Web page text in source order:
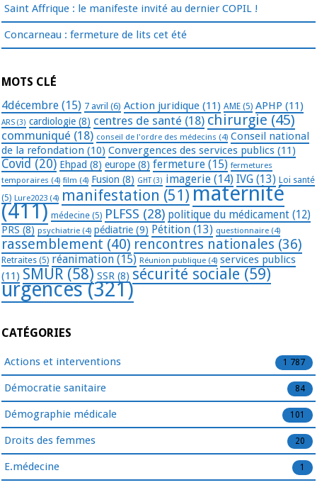
Saint Affrique : le manifeste invité au dernier COPIL !
Concarneau : fermeture de lits cet été
MOTS CLÉ
4décembre (15) 7 avril (6) Action juridique (11) AME (5) APHP (11)
ARS (3) cardiologie (8) centres de santé (18) chirurgie (45)
communiqué (18) conseil de l'ordre des médecins (4) Conseil national
de la refondation (10) Convergences des services publics (11)
Covid (20) Ehpad (8) europe (8) fermeture (15) fermetures
temporaires (4) film (4) Fusion (8) GHT(3) imagerie (14) IVG (13) Loi santé
(5) Lure2023 (4) manifestation (51) maternité
(411) médecine (5) PLFSS (28) politique du médicament (12)
PRS (8) psychiatrie (4) pédiatrie (9) Pétition (13) questionnaire (4)
rassemblement (40) rencontres nationales (36)
Retraites (5) réanimation (15) Réunion publique (4) services publics
(11) SMUR (58) SSR (8) sécurité sociale (59)
urgences(321)
CATÉGORIES
Actions et interventions 1 787
Démocratie sanitaire 84
Démographie médicale 101
Droits des femmes 20
E.médecine 1